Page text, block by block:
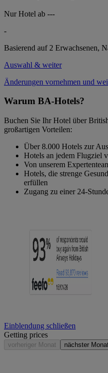
Nur Hotel ab ---
-
Basierend auf 2 Erwachsenen,
Auswahl & weiter
Änderungen vornehmen und
Warum BA-Hotels?
Buchen Sie Ihr Hotel über
großartigen Vorteilen:
Über 8.000 Hotels zur
Hotels an jedem Flugziel
Von unserem
Hotels, die strenge
erfüllen
Zugang zu einer 24-
Einblendung schließen
Getting prices
vorheriger Monat nächster